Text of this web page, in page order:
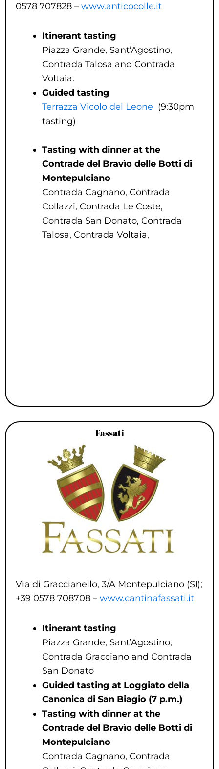
0578 707828 – www.anticocolle.it
Itinerant tasting
Piazza Grande, Sant’Agostino,
Contrada Talosa and Contrada
Voltaia.
Guided tasting
Terrazza Vicolo del Leone (9:30pm
tasting)
Tasting with dinner at the
Contrade del Bravìo delle Botti di
Montepulciano
Contrada Cagnano, Contrada
Collazzi, Contrada Le Coste,
Contrada San Donato, Contrada
Talosa, Contrada Voltaia,
Fassati
Via di Graccianello, 3/A Montepulciano (SI);
+39 0578 708708 – www.cantinafassati.it
Itinerant tasting
Piazza Grande, Sant’Agostino,
Contrada Gracciano and Contrada
San Donato
Guided tasting at Loggiato della
Canonica di San Biagio (7 p.m.)
Tasting with dinner at the
Contrade del Bravìo delle Botti di
Montepulciano
Contrada Cagnano, Contrada